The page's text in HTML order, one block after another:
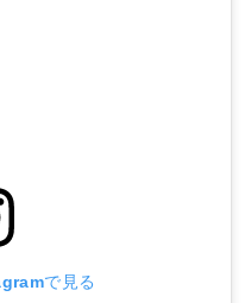
で見る